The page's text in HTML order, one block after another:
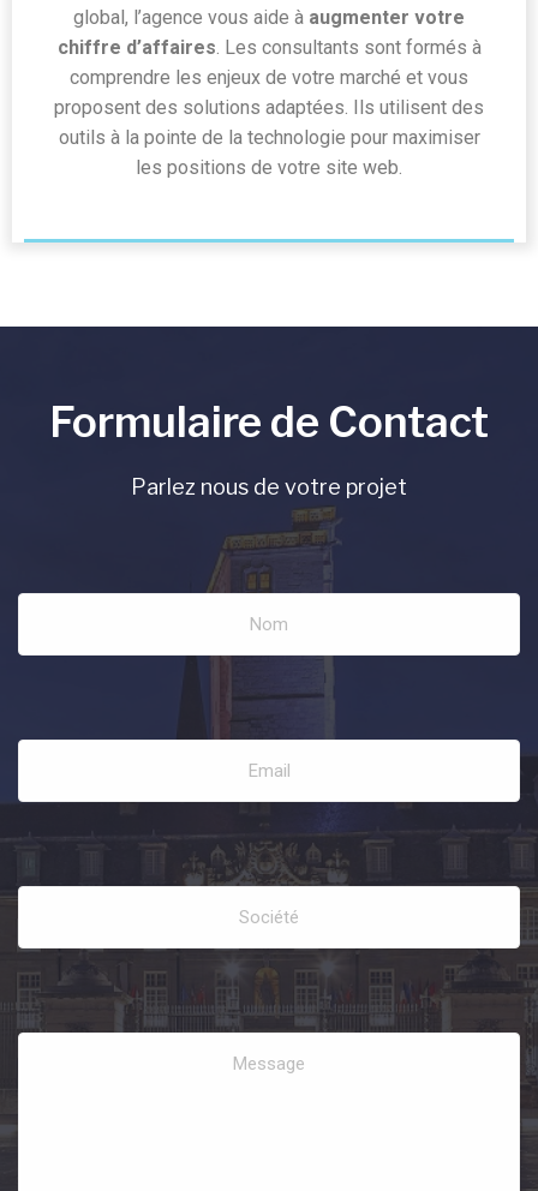
global, l’agence vous aide à augmenter votre
chiffre d’affaires. Les consultants sont formés à
comprendre les enjeux de votre marché et vous
proposent des solutions adaptées. Ils utilisent des
outils à la pointe de la technologie pour maximiser
les positions de votre site web.
Formulaire de Contact
Parlez nous de votre projet